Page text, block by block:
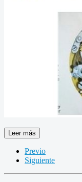
Leer más
Previo
Siguiente